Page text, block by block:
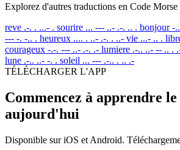
Explorez d'autres traductions en Code Morse
reve .-. . ...- . sourire ... --- ..- .-. .. . bonjour -
--- -. -.. . heureux .... . ..- .-. . ..- vie ...- .. .
courageux -.-. --- ..- .-. .- lumiere .-.. ..- -- .. .
lune .-.. ..- -. . soleil ... --- .-.. . .. .-
TÉLÉCHARGER L'APP
Commencez à apprendre
aujourd'hui
Disponible sur iOS et Android.